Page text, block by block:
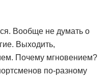
Вообще не думать о
Выходить,
Почему мгновением?
по-разному